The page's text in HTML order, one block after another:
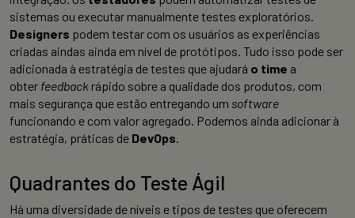
sistemas ou executar manualmente testes exploratórios.
Designers podem testar com os usuários as experiências
criadas aindas ainda em nível de protótipos. Tudo isso pode ser
adicionada à estratégia de testes que ajudará o time a
obter feedback rápido sobre a qualidade dos produtos, com
mais segurança que estão entregando um software
funcionando e com valor agregado. Podemos ainda adicionar à
estratégia, práticas de DevOps.
Quadrantes do Teste Ágil
Há uma diversidade de níveis e tipos de testes que oferecem